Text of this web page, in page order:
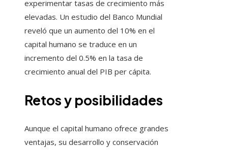
experimentar tasas de crecimiento más
elevadas. Un estudio del Banco Mundial
reveló que un aumento del 10% en el
capital humano se traduce en un
incremento del 0.5% en la tasa de
crecimiento anual del PIB per cápita.
Retos y posibilidades
Aunque el capital humano ofrece grandes
ventajas, su desarrollo y conservación